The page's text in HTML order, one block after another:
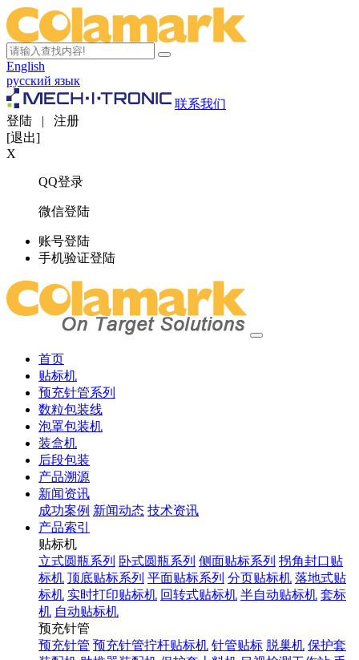
English
русский язык
联系我们
登陆 | 注册
[退出]
X
QQ登录
微信登陆
账号登陆
手机验证登陆
首页
贴标机
预充针管系列
数粒包装线
泡罩包装机
装盒机
后段包装
产品溯源
新闻资讯
成功案例 新闻动态 技术资讯
产品索引
贴标机
立式圆瓶系列 卧式圆瓶系列 侧面贴标系列 拐角封口贴
标机 顶底贴标系列 平面贴标系列 分页贴标机 落地式贴
标机 实时打印贴标机 回转式贴标机 半自动贴标机 套标
机 自动贴标机
预充针管
预充针管 预充针管拧杆贴标机 针管贴标 脱巢机 保护套